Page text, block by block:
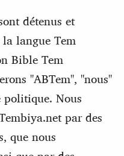
détenus et
langue Tem
Bible Tem
"ABTem", "nous"
politique. Nous
par des
que nous